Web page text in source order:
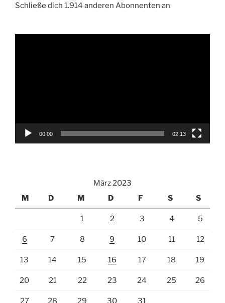
Schließe dich 1.914 anderen Abonnenten an
00:00 02:13
März 2023
M
D M D F S S
1 2 3 4 5
6 7 8 9 10 11 12
13 14 15 16 17 18 19
20 21 22 23 24 25 26
27 28 29 30 31